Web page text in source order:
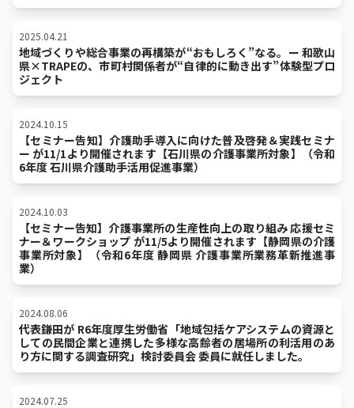
2025.04.21
地域づくりや総合事業の再構築が“おもしろく”なる。ー 和歌山
県×TRAPEの、市町村関係者が“自律的に動き出す”体験型プロ
ジェクト
2024.10.15
【セミナー告知】介護助手導入に向けた普及啓発＆実践セミナ
ー が11/1より開催されます【石川県の介護事業所対象】（令和
6年度 石川県介護助手活用促進事業）
2024.10.03
【セミナー告知】介護事業所の生産性向上の取り組み 応援セミ
ナー＆ワークショップ が11/5より開催されます【静岡県の介護
事業所対象】（令和6年度 静岡県 介護事業所業務革新推進事
業）
2024.08.06
代表鎌田が R6年度厚生労働省「地域包括ケアシステムの資源と
しての民間企業と連携した多様な高齢者の居場所の利活用のあ
り方に関する調査研究」検討委員会 委員に就任しました。
2024.07.25